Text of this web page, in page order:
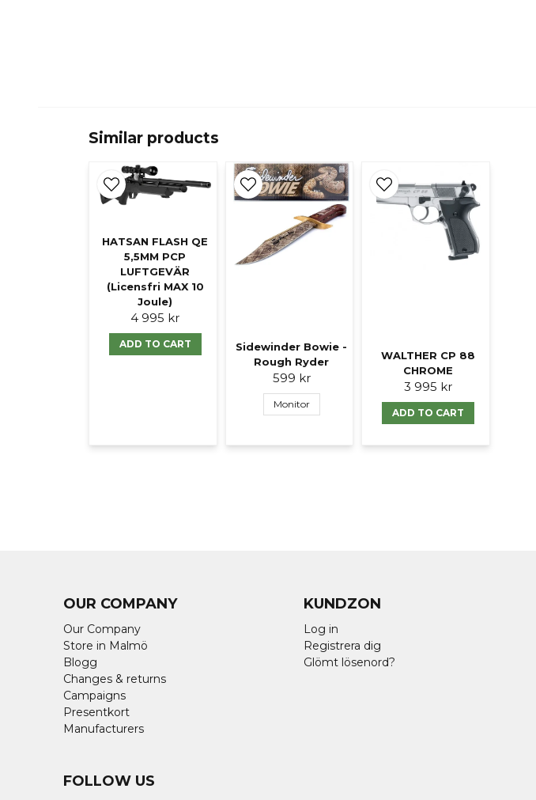
Similar products
HATSAN FLASH QE
5,5MM PCP
LUFTGEVÄR
(Licensfri MAX 10
Joule)
4 995 kr
ADD TO CART
Sidewinder Bowie -
Rough Ryder
599 kr
Monitor
WALTHER CP 88
CHROME
3 995 kr
ADD TO CART
OUR COMPANY
Our Company
Store in Malmö
Blogg
Changes & returns
Campaigns
Presentkort
Manufacturers
KUNDZON
Log in
Registrera dig
Glömt lösenord?
FOLLOW US